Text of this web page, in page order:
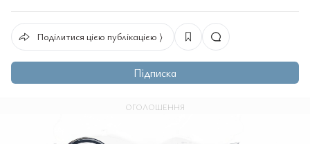
Поділитися цією публікацією ⟩
Підписка
ОГОЛОШЕННЯ